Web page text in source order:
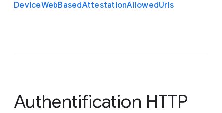
DeviceWebBasedAttestationAllowedUrls
Authentification HTTP